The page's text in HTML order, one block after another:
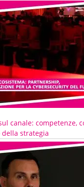
canale: competenze,
strategia